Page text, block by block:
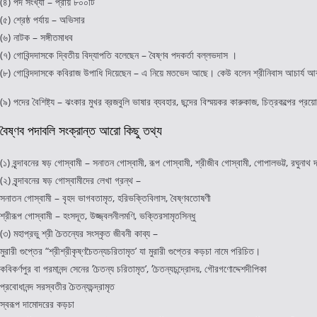
(৫) শ্রেষ্ঠ পর্যায় – অভিসার
(৬) নাটক – সঙ্গীতমাধব
(৭) গোবিন্দদাসকে দ্বিতীয় বিদ্যাপতি বলেছেন – বৈষ্ণব পদকর্তা বল্লভদাস ।
(৮) গোবিন্দদাসকে কবিরাজ উপাধি দিয়েছেন – এ নিয়ে মতভেদ আছে। কেউ বলেন শ্রীনিবাস আচার্য
(৯) পদের বৈশিষ্ট্য – ঝংকার মুখর ব্রজবুলি ভাষার ব্যবহার, ছন্দের বিস্ময়কর কারুকাজ, চিত্রকল্পের
বৈষ্ণব পদাবলি সংক্রান্ত আরো কিছু তথ্য
(১) বৃন্দাবনের ষড় গোস্বামী – সনাতন গোস্বামী, রূপ গোস্বামী, শ্রীজীব গোস্বামী, গোপালভট্ট, রঘুনাথ
(২) বৃন্দাবনের ষড় গোস্বামীদের লেখা গ্রন্থ –
সনাতন গোস্বামী – বৃহদ ভাগবতামৃত, হরিভক্তিবিলাস, বৈষ্ণবতোষণী
শ্রীরূপ গোস্বামী – হংসদূত, উজ্জ্বলনীলমণি, ভক্তিরসামৃতসিন্ধু
(৩) মহাপ্রভু শ্রী চৈতন্যের সংস্কৃত জীবনী কাব্য –
মুরারী গুপ্তের “শ্রীশ্রীকৃষ্ণচৈতন্যচরিতামৃত’ যা মুরারী গুপ্তের কড়চা নামে পরিচিত।
কবিকর্ণপুর বা পরমানন্দ সেনের ‘চৈতন্য চরিতামৃত’, ‘চৈতন্যচন্দ্রোদয়, গৌরগণোদ্দেশদীপিকা
প্রবোধানন্দ সরস্বতীর চৈতন্যচন্দ্রামৃত
স্বরূপ দামোদরের কড়চা